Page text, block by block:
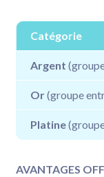
Catégorie
Argent
Or(groupe
Platine
AVANTAGES